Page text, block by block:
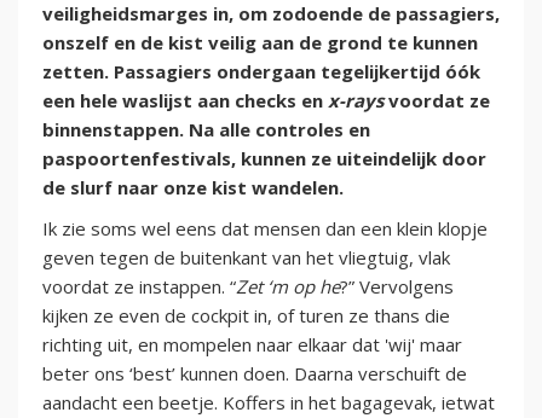
veiligheidsmarges in, om zodoende de passagiers,
onszelf en de kist veilig aan de grond te kunnen
zetten. Passagiers ondergaan tegelijkertijd óók
een hele waslijst aan checks en x-raysvoordat ze
binnenstappen. Na alle controles en
paspoortenfestivals, kunnen ze uiteindelijk door
de slurf naar onze kist wandelen.
Ik zie soms wel eens dat mensen dan een klein klopje
geven tegen de buitenkant van het vliegtuig, vlak
voordat ze instappen. “Zet ‘m op he?” Vervolgens
kijken ze even de cockpit in, of turen ze thans die
richting uit, en mompelen naar elkaar dat 'wij' maar
beter ons ‘best’ kunnen doen. Daarna verschuift de
aandacht een beetje. Koffers in het bagagevak, ietwat